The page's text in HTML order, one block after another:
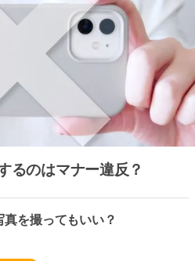
るのはマナー違反？
を撮ってもいい？